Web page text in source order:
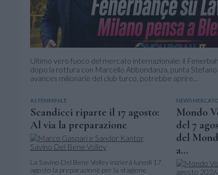
Ultimo vero fuoco del mercato internazionale: il
dopo la rottura con Marcello Abbondanza, punta
avances milionarie del club turco, potrebbe aprire...
A1 FEMMINILE
Scandicci riparte il 17 agosto:
Al via la preparazione
La Savino Del Bene Volley inizierà lunedì 17
agosto la preparazione per la stagione
NEWS
Mondo
del 7
del
a...